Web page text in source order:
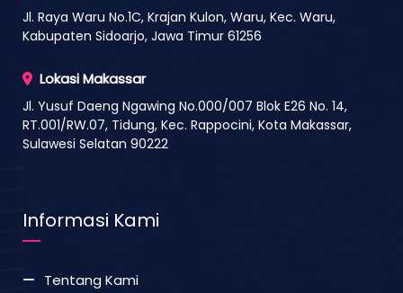
Jl. Raya Waru No.1C, Krajan Kulon, Waru, Kec. Waru,
Kabupaten Sidoarjo, Jawa Timur 61256
Lokasi Makassar
Jl. Yusuf Daeng Ngawing No.000/007 Blok E26 No. 14,
RT.001/RW.07, Tidung, Kec. Rappocini, Kota Makassar,
Sulawesi Selatan 90222
Informasi Kami
Tentang Kami